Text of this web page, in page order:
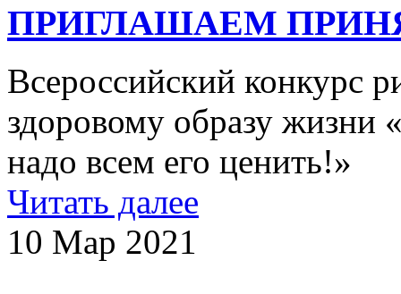
ПРИГЛАШАЕМ
Всероссийский конкурс
здоровому образу жизни
надо всем его ценить!»
Читать далее
10 Мар 2021